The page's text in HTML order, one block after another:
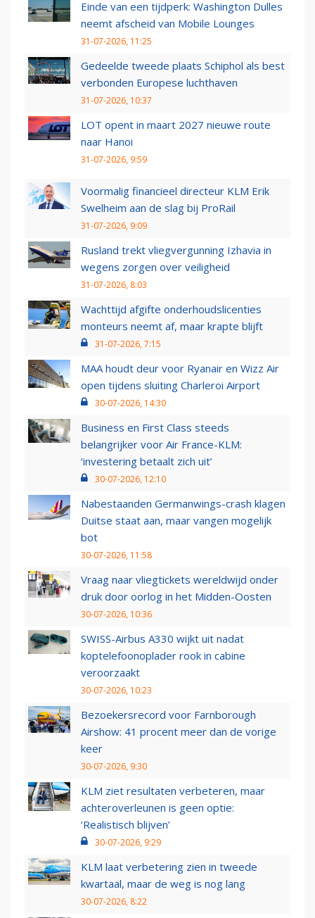
Einde van een tijdperk: Washington Dulles
neemt afscheid van Mobile Lounges
31-07-2026, 11:25
Gedeelde tweede plaats Schiphol als best
verbonden Europese luchthaven
31-07-2026, 10:37
LOT opent in maart 2027 nieuwe route
naar Hanoi
31-07-2026, 9:59
Voormalig financieel directeur KLM Erik
Swelheim aan de slag bij ProRail
31-07-2026, 9:09
Rusland trekt vliegvergunning Izhavia in
wegens zorgen over veiligheid
31-07-2026, 8:03
Wachttijd afgifte onderhoudslicenties
monteurs neemt af, maar krapte blijft
31-07-2026, 7:15
MAA houdt deur voor Ryanair en Wizz Air
open tijdens sluiting Charleroi Airport
30-07-2026, 14:30
Business en First Class steeds
belangrijker voor Air France-KLM:
‘investering betaalt zich uit’
30-07-2026, 12:10
Nabestaanden Germanwings-crash klagen
Duitse staat aan, maar vangen mogelijk
bot
30-07-2026, 11:58
Vraag naar vliegtickets wereldwijd onder
druk door oorlog in het Midden-Oosten
30-07-2026, 10:36
SWISS-Airbus A330 wijkt uit nadat
koptelefoonoplader rook in cabine
veroorzaakt
30-07-2026, 10:23
Bezoekersrecord voor Farnborough
Airshow: 41 procent meer dan de vorige
keer
30-07-2026, 9:30
KLM ziet resultaten verbeteren, maar
achteroverleunen is geen optie:
‘Realistisch blijven’
30-07-2026, 9:29
KLM laat verbetering zien in tweede
kwartaal, maar de weg is nog lang
30-07-2026, 8:22